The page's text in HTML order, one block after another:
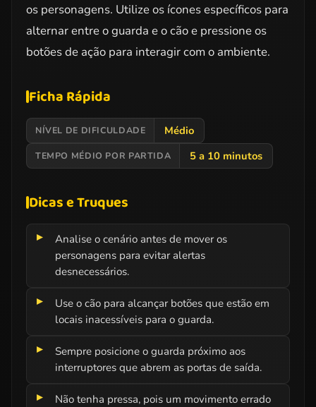
os personagens. Utilize os ícones específicos para
alternar entre o guarda e o cão e pressione os
botões de ação para interagir com o ambiente.
Ficha Rápida
NÍVEL DE DIFICULDADE Médio
TEMPO MÉDIO POR PARTIDA 5 a 10 minutos
Dicas e Truques
Analise o cenário antes de mover os
personagens para evitar alertas
desnecessários.
Use o cão para alcançar botões que estão em
locais inacessíveis para o guarda.
Sempre posicione o guarda próximo aos
interruptores que abrem as portas de saída.
Não tenha pressa, pois um movimento errado